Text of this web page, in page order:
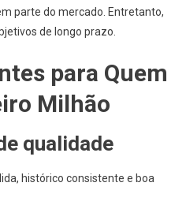
parte do mercado. Entretanto,
de longo prazo.
para Quem
Milhão
qualidade
histórico consistente e boa